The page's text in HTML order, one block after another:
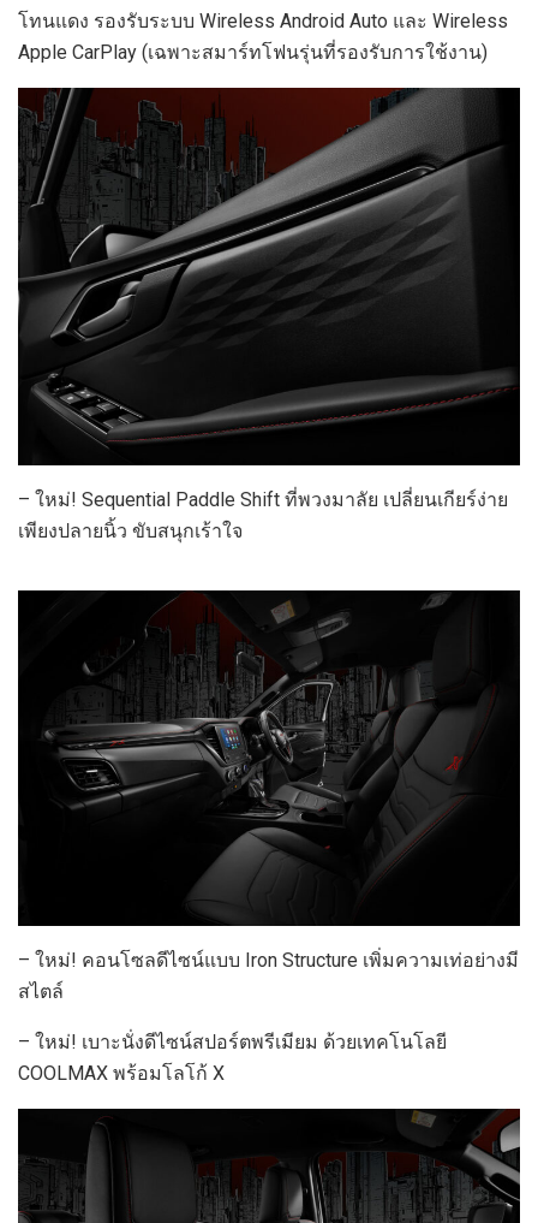
โทนแดง รองรับระบบ Wireless Android Auto และ Wireless
Apple CarPlay (เฉพาะสมาร์ทโฟนรุ่นที่รองรับการใช้งาน)
– ใหม่! Sequential Paddle Shift ที่พวงมาลัย เปลี่ยนเกียร์ง่าย
เพียงปลายนิ้ว ขับสนุกเร้าใจ
– ใหม่! คอนโซลดีไซน์แบบ Iron Structure เพิ่มความเท่อย่างมี
สไตล์
– ใหม่! เบาะนั่งดีไซน์สปอร์ตพรีเมียม ด้วยเทคโนโลยี
COOLMAX พร้อมโลโก้ X